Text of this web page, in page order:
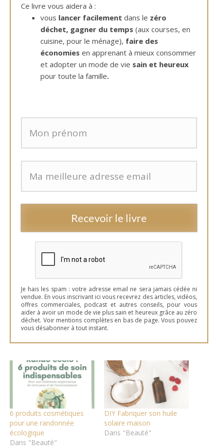
Ce livre vous aidera à :
vous lancer facilement dans le zéro
déchet, gagner du temps (aux courses, en
cuisine, pour le ménage), faire des
économies en apprenant à mieux consommer
et adopter un mode de vie sain et heureux
pour toute la famille.
Recevoir le livre
Je hais les spam : votre adresse email ne sera jamais cédée ni
vendue. En vous inscrivant ici vous recevrez des articles, vidéos,
offres commerciales, podcast et autres conseils, pour vous
aider à avoir un mode de vie plus sain et heureux grâce au zéro
déchet. Voir mentions complètes en bas de page. Vous pouvez
vous désabonner à tout instant.
6 produits cosmétiques
pour une randonnée
écologique
Dans "Beauté"
DIY Fabriquer son huile
solaire maison
Dans "Beauté"